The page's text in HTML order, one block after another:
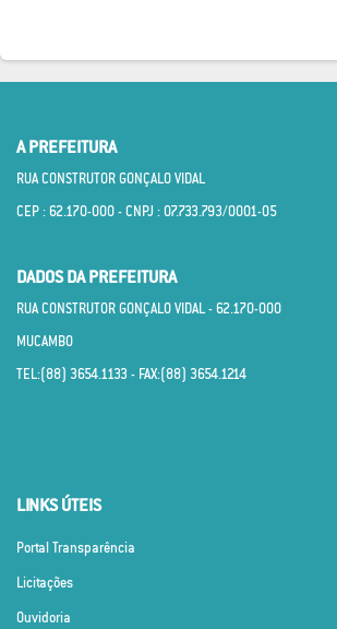
A PREFEITURA
RUA CONSTRUTOR GONÇALO VIDAL
CEP : 62.170­-000 - CNPJ : 07.733.793/0001­-05
DADOS DA PREFEITURA
RUA CONSTRUTOR GONÇALO VIDAL - 62.170­-000
MUCAMBO
TEL:(88) 3654.1133 - FAX:(88) 3654.1214
LINKS ÚTEIS
Portal Transparência
Licitações
Ouvidoria